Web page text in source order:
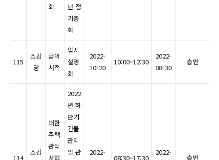
회
년 정
기총
회
115
소강
당
금아
서적
입시
설명
회
2022-
10-20
10:00~12:30
2022-
08-30
승인
114
소강
대한
주택
관리
사협
2022
년 하
반기
건물
관리
업 관
2022-
08:30~17:30
2022-
승인